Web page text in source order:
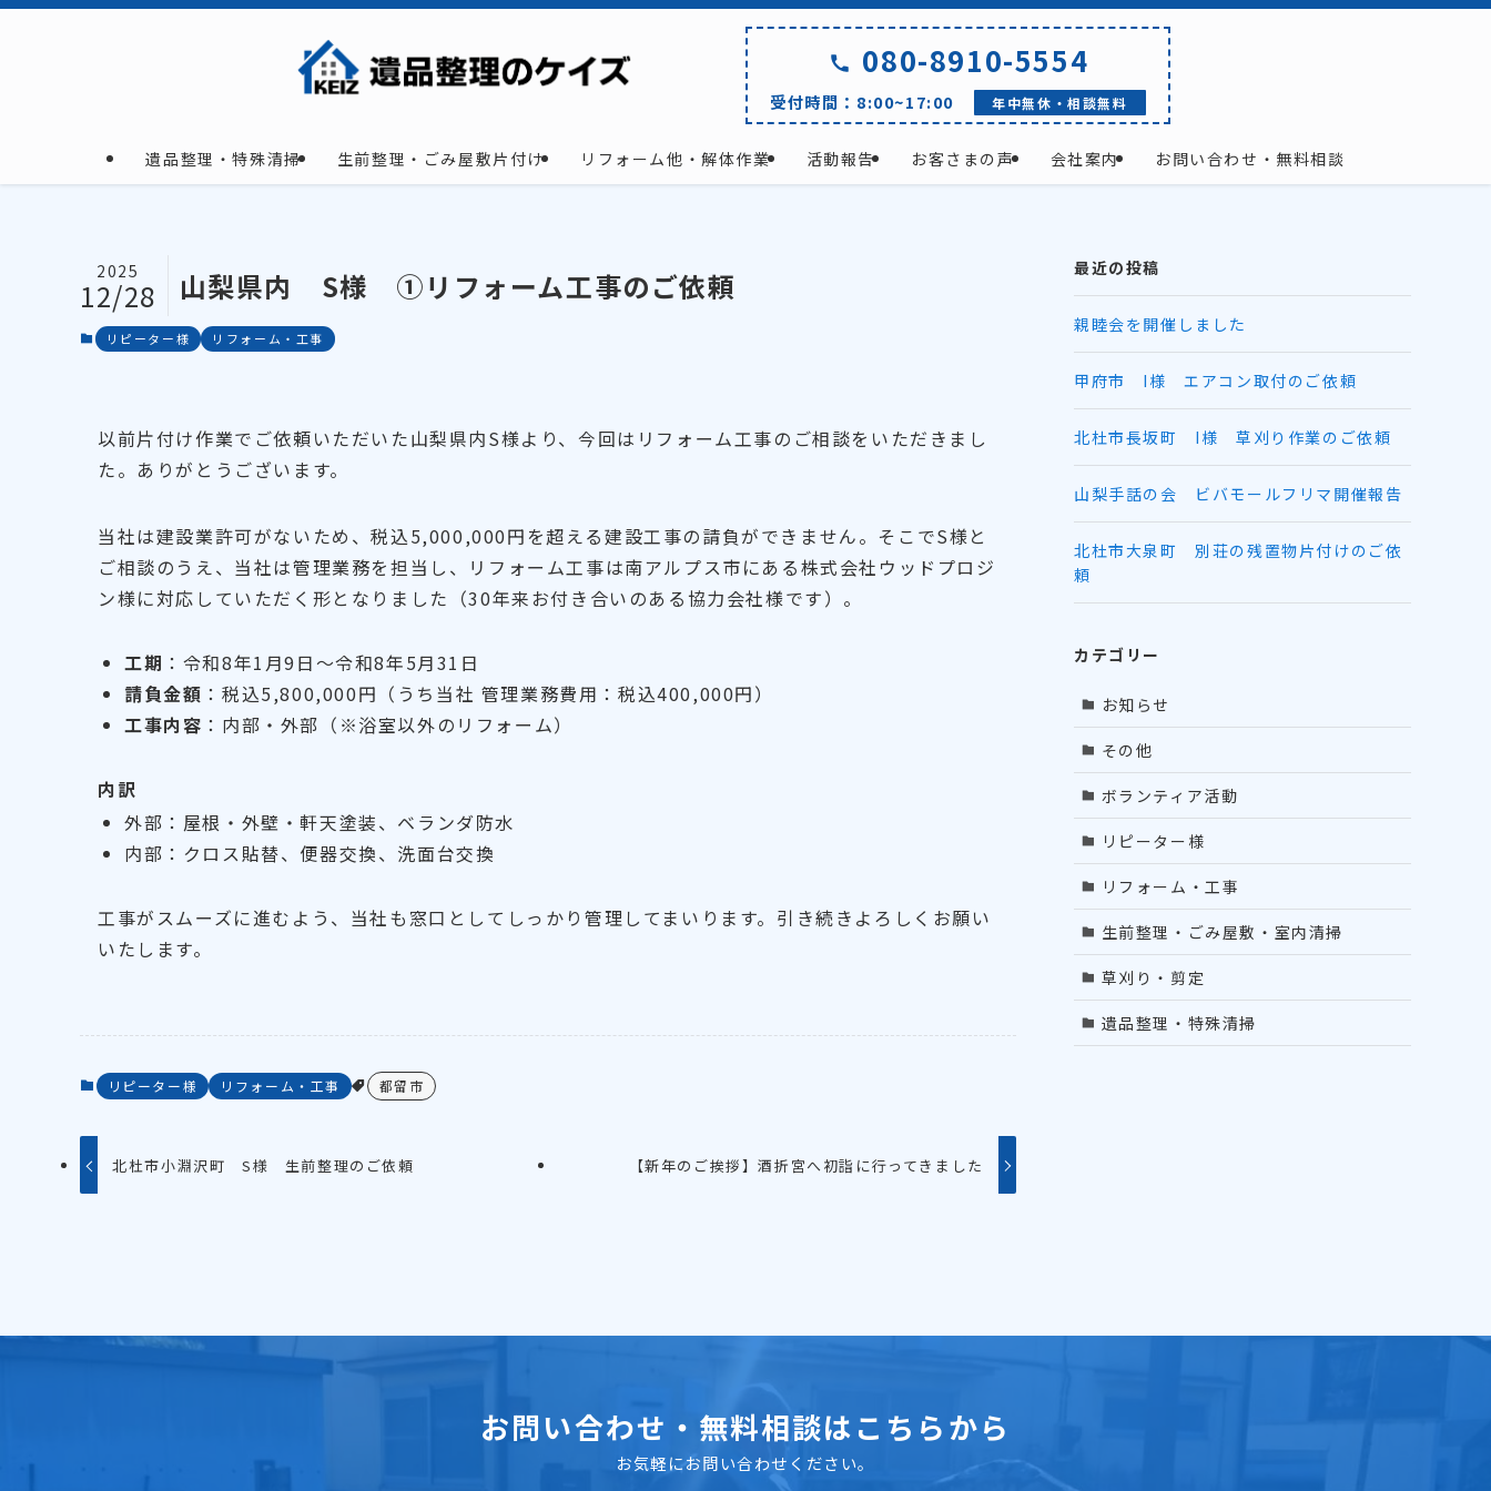
遺品整理・特殊清掃 生前整理・ごみ屋敷片付け リフォーム他・解体作業 活動報告 お客さまの声 会社案内 お問い合わせ・無料相談
080-8910-5554
受付時間：8:00~17:00 年中無休・相談無料
山梨県内 S様 ①リフォーム工事のご依頼
2025
12/28
リピーター様 リフォーム・工事
以前片付け作業でご依頼いただいた山梨県内S様より、今回はリフォーム工事のご相談をいただきまし
た。ありがとうございます。
当社は建設業許可がないため、税込5,000,000円を超える建設工事の請負ができません。そこでS様と
ご相談のうえ、当社は管理業務を担当し、リフォーム工事は南アルプス市にある株式会社ウッドプロジ
ン様に対応していただく形となりました（30年来お付き合いのある協力会社様です）。
工期 ：令和8年1月9日〜令和8年5月31日
請負金額 ：税込5,800,000円（うち当社 管理業務費用：税込400,000円）
工事内容 ：内部・外部（※浴室以外のリフォーム）
内訳
外部：屋根・外壁・軒天塗装、ベランダ防水
内部：クロス貼替、便器交換、洗面台交換
工事がスムーズに進むよう、当社も窓口としてしっかり管理してまいります。引き続きよろしくお願い
いたします。
リピーター様 リフォーム・工事 都留市
北杜市小淵沢町 S様 生前整理のご依頼 【新年のご挨拶】酒折宮へ初詣に行ってきました
最近の投稿
親睦会を開催しました
甲府市 I様 エアコン取付のご依頼
北杜市長坂町 I様 草刈り作業のご依頼
山梨手話の会 ビバモールフリマ開催報告
北杜市大泉町 別荘の残置物片付けのご依
頼
カテゴリー
お知らせ
その他
ボランティア活動
リピーター様
リフォーム・工事
生前整理・ごみ屋敷・室内清掃
草刈り・剪定
遺品整理・特殊清掃
お問い合わせ・無料相談はこちらから
お気軽にお問い合わせください。